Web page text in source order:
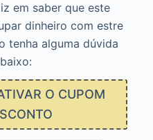
em saber que este
dinheiro com estre
tenha alguma dúvida
O CUPOM